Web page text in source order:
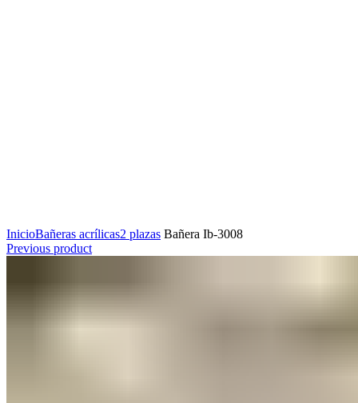
InicioBañeras acrílicas2 plazas Bañera Ib-3008
Previous product